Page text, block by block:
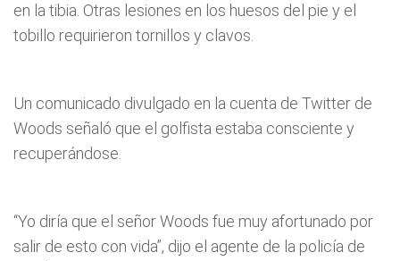
en la tibia. Otras lesiones en los huesos del pie y el
tobillo requirieron tornillos y clavos.
Un comunicado divulgado en la cuenta de Twitter de
Woods señaló que el golfista estaba consciente y
recuperándose.
“Yo diría que el señor Woods fue muy afortunado por
salir de esto con vida”, dijo el agente de la policía de